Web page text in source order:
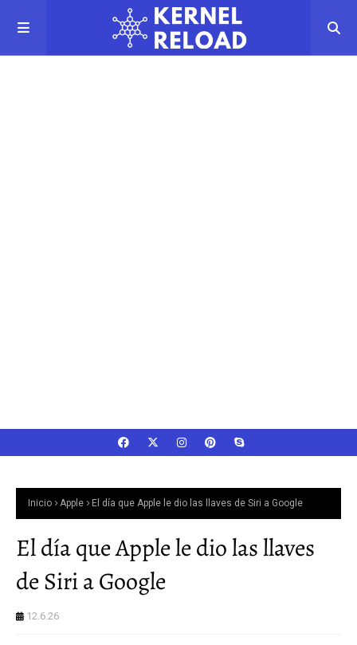
Inicio Apple El día que Apple le dio las llaves de Siri a Google
El día que Apple le dio las llaves
de Siri a Google
12.6.26